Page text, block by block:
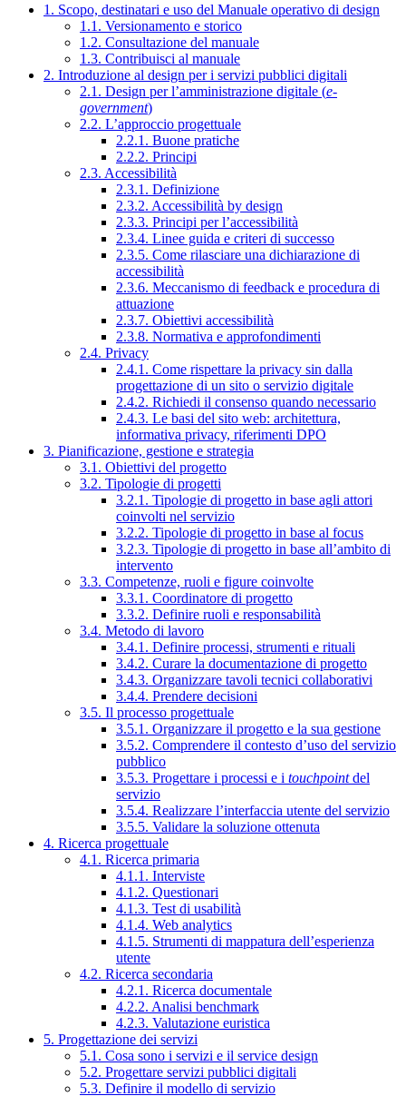
1. Scopo, destinatari e uso del Manuale operativo di design
1.1. Versionamento e storico
1.2. Consultazione del manuale
1.3. Contribuisci al manuale
2. Introduzione al design per i servizi pubblici digitali
2.1. Design per l’amministrazione digitale (e-
government)
2.2. L’approccio progettuale
2.2.1. Buone pratiche
2.2.2. Principi
2.3. Accessibilità
2.3.1. Definizione
2.3.2. Accessibilità by design
2.3.3. Principi per l’accessibilità
2.3.4. Linee guida e criteri di successo
2.3.5. Come rilasciare una dichiarazione di
accessibilità
2.3.6. Meccanismo di feedback e procedura di
attuazione
2.3.7. Obiettivi accessibilità
2.3.8. Normativa e approfondimenti
2.4. Privacy
2.4.1. Come rispettare la privacy sin dalla
progettazione di un sito o servizio digitale
2.4.2. Richiedi il consenso quando necessario
2.4.3. Le basi del sito web: architettura,
informativa privacy, riferimenti DPO
3. Pianificazione, gestione e strategia
3.1. Obiettivi del progetto
3.2. Tipologie di progetti
3.2.1. Tipologie di progetto in base agli attori
coinvolti nel servizio
3.2.2. Tipologie di progetto in base al focus
3.2.3. Tipologie di progetto in base all’ambito di
intervento
3.3. Competenze, ruoli e figure coinvolte
3.3.1. Coordinatore di progetto
3.3.2. Definire ruoli e responsabilità
3.4. Metodo di lavoro
3.4.1. Definire processi, strumenti e rituali
3.4.2. Curare la documentazione di progetto
3.4.3. Organizzare tavoli tecnici collaborativi
3.4.4. Prendere decisioni
3.5. Il processo progettuale
3.5.1. Organizzare il progetto e la sua gestione
3.5.2. Comprendere il contesto d’uso del servizio
pubblico
3.5.3. Progettare i processi e i touchpointdel
servizio
3.5.4. Realizzare l’interfaccia utente del servizio
3.5.5. Validare la soluzione ottenuta
4. Ricerca progettuale
4.1. Ricerca primaria
4.1.1. Interviste
4.1.2. Questionari
4.1.3. Test di usabilità
4.1.4. Web analytics
4.1.5. Strumenti di mappatura dell’esperienza
utente
4.2. Ricerca secondaria
4.2.1. Ricerca documentale
4.2.2. Analisi benchmark
4.2.3. Valutazione euristica
5. Progettazione dei servizi
5.1. Cosa sono i servizi e il service design
5.2. Progettare servizi pubblici digitali
5.3. Definire il modello di servizio